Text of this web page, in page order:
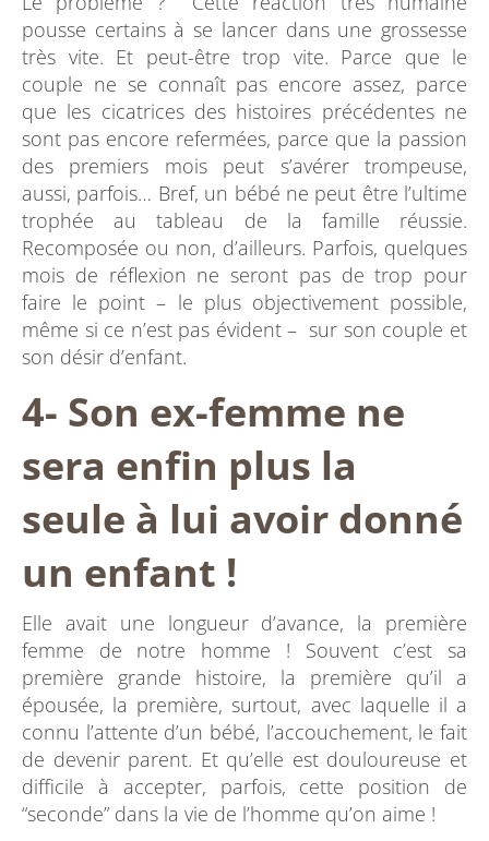
pousse certains à se lancer dans une grossesse
très vite. Et peut-être trop vite. Parce que le
couple ne se connaît pas encore assez, parce
que les cicatrices des histoires précédentes ne
sont pas encore refermées, parce que la passion
des premiers mois peut s’avérer trompeuse,
aussi, parfois… Bref, un bébé ne peut être l’ultime
trophée au tableau de la famille réussie.
Recomposée ou non, d’ailleurs. Parfois, quelques
mois de réflexion ne seront pas de trop pour
faire le point – le plus objectivement possible,
même si ce n’est pas évident – sur son couple et
son désir d’enfant.
4- Son ex-femme ne
sera enfin plus la
seule à lui avoir donné
un enfant !
Elle avait une longueur d’avance, la première
femme de notre homme ! Souvent c’est sa
première grande histoire, la première qu’il a
épousée, la première, surtout, avec laquelle il a
connu l’attente d’un bébé, l’accouchement, le fait
de devenir parent. Et qu’elle est douloureuse et
difficile à accepter, parfois, cette position de
“seconde” dans la vie de l’homme qu’on aime !